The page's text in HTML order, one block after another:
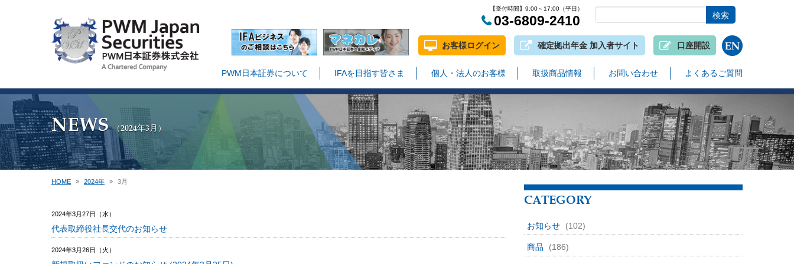
【受付時間】9:00～17:00（平日）
03-6809-2410
お客様ログイン 確定拠出年金 加入者サイト 口座開設
PWM日本証券について IFAを目指す皆さま 個人・法人のお客様 取扱商品情報 お問い合わせ よくあるご質問
NEWS （2024年3月）
HOME 2024年 3月
2024年3月27日（水）
代表取締役社長交代のお知らせ
2024年3月26日（火）
CATEGORY
お知らせ (102)
商品 (186)